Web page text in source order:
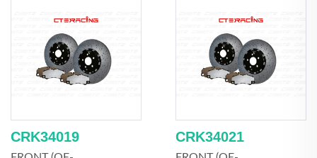
CRK34019 CRK34021